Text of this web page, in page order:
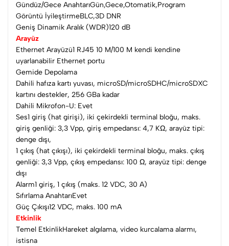
Gündüz/Gece AnahtarıGün,Gece,Otomatik,Program
Görüntü İyileştirmeBLC,3D DNR
Geniş Dinamik Aralık (WDR)120 dB
Arayüz
Ethernet Arayüzü1 RJ45 10 M/100 M kendi kendine
uyarlanabilir Ethernet portu
Gemide Depolama
Dahili hafıza kartı yuvası, microSD/microSDHC/microSDXC
kartını destekler, 256 GBa kadar
Dahili Mikrofon-U: Evet
Ses1 giriş (hat girişi), iki çekirdekli terminal bloğu, maks.
giriş genliği: 3,3 Vpp, giriş empedansı: 4,7 KΩ, arayüz tipi:
denge dışı,
1 çıkış (hat çıkışı), iki çekirdekli terminal bloğu, maks. çıkış
genliği: 3,3 Vpp, çıkış empedansı: 100 Ω, arayüz tipi: denge
dışı
Alarm1 giriş, 1 çıkış (maks. 12 VDC, 30 A)
Sıfırlama AnahtarıEvet
Güç Çıkışı12 VDC, maks. 100 mA
Etkinlik
Temel EtkinlikHareket algılama, video kurcalama alarmı,
istisna